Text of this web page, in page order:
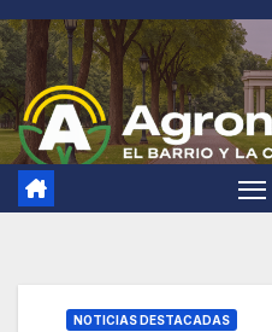
Saltar
al
contenido
NOTICIAS DESTACADAS